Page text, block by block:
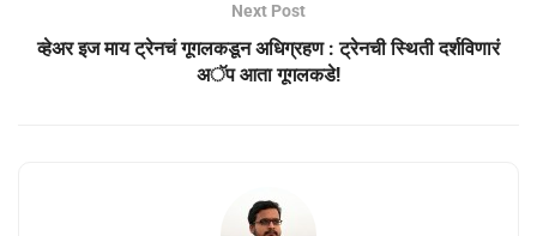
Next Post
व्हेअर इज माय ट्रेनचं गूगलकडून अधिग्रहण : ट्रेनची स्थिती दर्शविणारं
अॅप आता गूगलकडे!